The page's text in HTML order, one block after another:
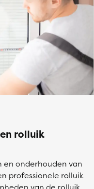
rolluik
en onderhouden van
professionele rolluik